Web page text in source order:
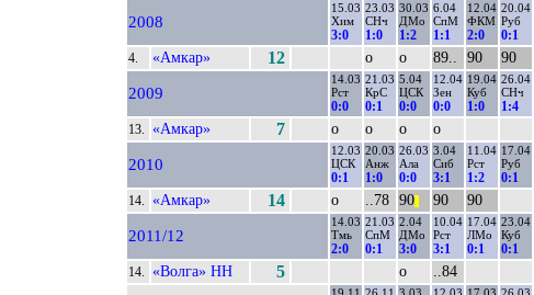
2008
15.03
Хим
3:0
23.03
СНч
1:0
30.03
ДМо
1:2
6.04
СпМ
1:1
12.04
ФКМ
2:0
20.04
Руб
0:1
4. «Амкар» 12 о о 89.. 90 90
2009
14.03
Рст
0:0
21.03
КрС
0:1
5.04
ЦСК
0:0
12.04
Зен
0:0
19.04
Куб
1:0
26.04
СНч
1:4
13. «Амкар» 7 о о о о
2010
12.03
ЦСК
0:1
20.03
Анж
1:0
26.03
Ала
0:0
3.04
Сиб
3:1
11.04
Рст
1:2
17.04
Руб
0:1
14. «Амкар» 14 о ..78 90|| 90 90
2011/12
14.03
Тмь
2:0
21.03
СпМ
0:1
2.04
ДМо
3:0
10.04
Рст
3:1
17.04
ЛМо
0:1
23.04
Куб
0:1
14. «Волга» НН 5 о ..84